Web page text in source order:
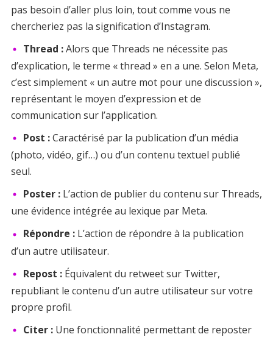
pas besoin d’aller plus loin, tout comme vous ne
chercheriez pas la signification d’Instagram.
Thread :Alors que Threads ne nécessite pas
d’explication, le terme « thread » en a une. Selon Meta,
c’est simplement « un autre mot pour une discussion »,
représentant le moyen d’expression et de
communication sur l’application.
Post :Caractérisé par la publication d’un média
(photo, vidéo, gif…) ou d’un contenu textuel publié
seul.
Poster :L’action de publier du contenu sur Threads,
une évidence intégrée au lexique par Meta.
Répondre :L’action de répondre à la publication
d’un autre utilisateur.
Repost :Équivalent du retweet sur Twitter,
republiant le contenu d’un autre utilisateur sur votre
propre profil.
Citer :Une fonctionnalité permettant de reposter